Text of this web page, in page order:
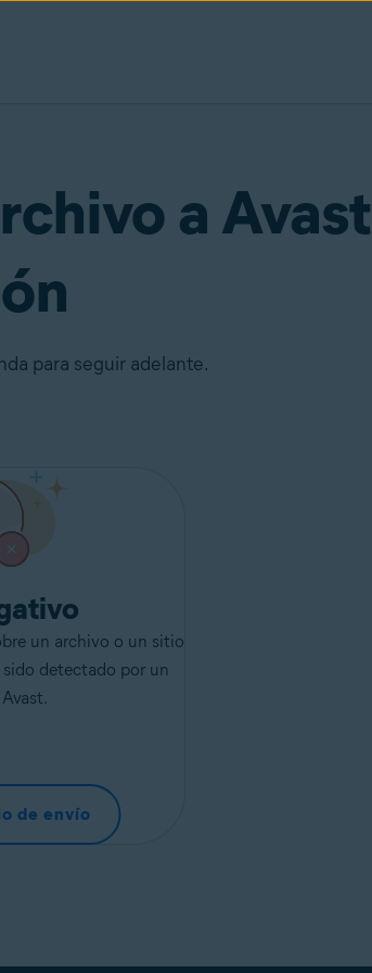
a Avast
para seguir adelante.
un archivo o un sitio
detectado por un
de envío